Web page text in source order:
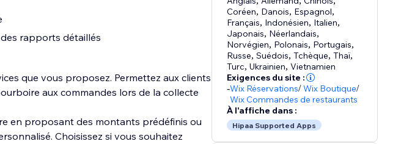
rapports détaillés
que vous proposez. Permettez aux clients
aux commandes lors de la collecte
en proposant des montants prédéfinis ou
Choisissez si vous souhaitez
Coréen, Danois, Espagnol,
Français, Indonésien, Italien,
Japonais, Néerlandais,
Norvégien, Polonais, Portugais,
Russe,Suédois,Tchèque,Thaï,
Turc,Ukrainien,Vietnamien
Exigences du site :
-Wix Réservations/Wix Boutique/
Wix Commandes de restaurants
À l'affiche dans :
Hipaa Supported Apps